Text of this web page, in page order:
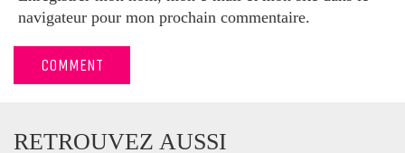
navigateur pour mon prochain commentaire.
RETROUVEZ AUSSI